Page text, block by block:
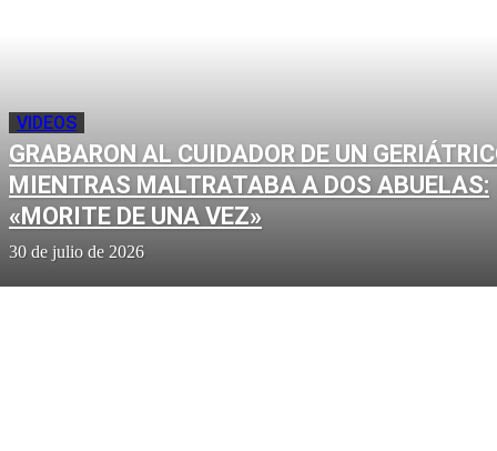
VIDEOS
GRABARON AL CUIDADOR DE UN
MIENTRAS MALTRATABA A DOS ABUELAS:
«MORITE DE UNA VEZ»
30 de julio de 2026